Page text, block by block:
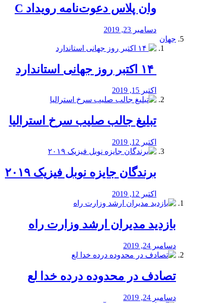
وان پلاس دعوت‌نامه رویداد C
دسامبر 23, 2019
جهان
اکتبر 15, 2019
تبلیغ جالب صلیب سرخ استرالیا
اکتبر 12, 2019
برندگان جایزه نوبل فیزیک ۲۰۱۹
اکتبر 12, 2019
بازدید مدیران ارشد وزارت راه
دسامبر 24, 2019
تصادف در محدوده درده خدا لع
دسامبر 24, 2019